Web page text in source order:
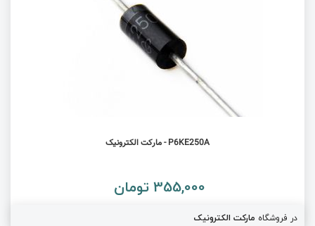
P6KE250A - مارکت الکترونیک
355,000 تومان
در فروشگاه مارکت الکترونیک